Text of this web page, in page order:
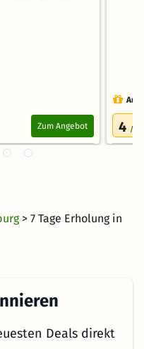
Zum Angebot 4 /5.0
> 7 Tage Erholung in
Deals direkt